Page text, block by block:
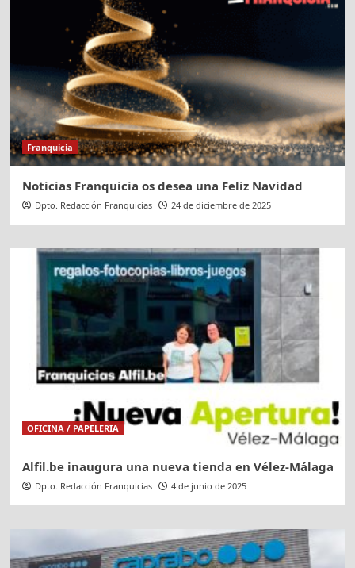
Franquicia
Noticias Franquicia os desea una Feliz Navidad
Dpto. Redacción Franquicias 24 de diciembre de 2025
OFICINA / PAPELERIA
Alfil.be inaugura una nueva tienda en Vélez-Málaga
Dpto. Redacción Franquicias 4 de junio de 2025